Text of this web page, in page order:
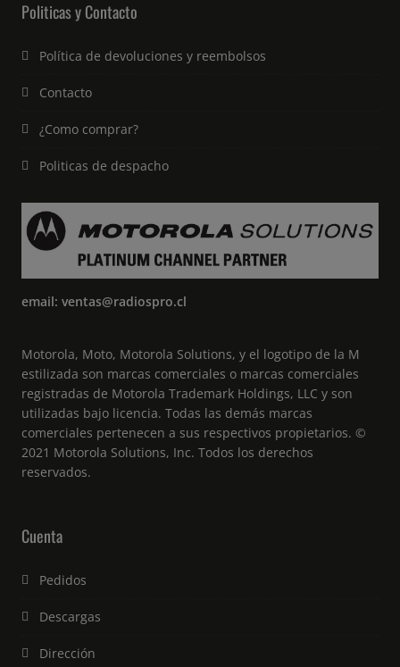
Politicas y Contacto
Política de devoluciones y reembolsos
Contacto
¿Como comprar?
Politicas de despacho
email: ventas@radiospro.cl
Motorola, Moto, Motorola Solutions, y el logotipo de la M
estilizada son marcas comerciales o marcas comerciales
registradas de Motorola Trademark Holdings, LLC y son
utilizadas bajo licencia. Todas las demás marcas
comerciales pertenecen a sus respectivos propietarios. ©
2021 Motorola Solutions, Inc. Todos los derechos
reservados.
Cuenta
Pedidos
Descargas
Dirección